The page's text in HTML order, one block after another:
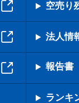
空売り
法人情
報告書
ランキ